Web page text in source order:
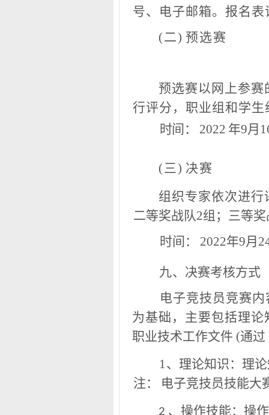
号、电子邮箱。报名
(二) 预选赛
预选赛以网上参赛
行评分，职业组和学
时间： 2022 年9月1
(三) 决赛
组 织专家依次进行
二等奖战队2组；三等
时间：
2022年9月
九、决赛考核方式
电子竞技员竞赛
为基础，主要包括理
职业技术工作文件 (通过
1、理论知识：理
注：
电子竞技员技能大
2 、操作技能：操